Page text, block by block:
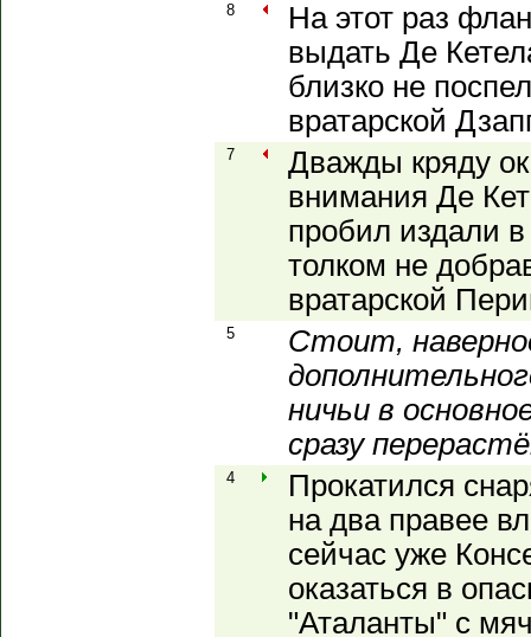
8
На этот раз
выдать Де
близко не
вратарской
7
Дважды кряду
внимания Де
пробил издали в
толком не
вратарской
5
Стоит,
ничьи в
сразу
4
Прокатился
на два правее
сейчас уже
оказаться в
"Аталанты" с